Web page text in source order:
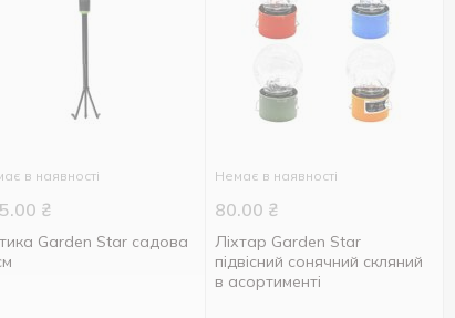
в наявності
₴
Garden Star садова
Немає в наявності
80.00 ₴
Ліхтар Garden Star
підвісний сонячний скляний
в асортименті